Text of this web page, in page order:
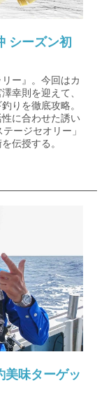
シーズン初
ー』。今回はカ
幸則を迎えて、
りを徹底攻略。
に合わせた誘い
ージセオリー」
伝授する。
美味ターゲッ